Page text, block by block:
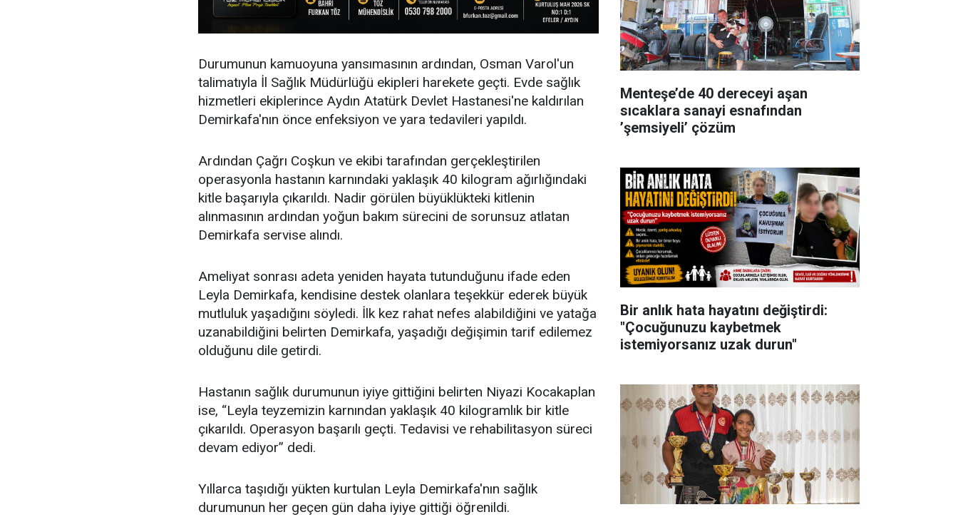
Durumunun kamuoyuna yansımasının ardından, Osman Varol'un
talimatıyla İl Sağlık Müdürlüğü ekipleri harekete geçti. Evde sağlık
hizmetleri ekiplerince Aydın Atatürk Devlet Hastanesi'ne kaldırılan
Demirkafa'nın önce enfeksiyon ve yara tedavileri yapıldı.
Ardından Çağrı Coşkun ve ekibi tarafından gerçekleştirilen
operasyonla hastanın karnındaki yaklaşık 40 kilogram ağırlığındaki
kitle başarıyla çıkarıldı. Nadir görülen büyüklükteki kitlenin
alınmasının ardından yoğun bakım sürecini de sorunsuz atlatan
Demirkafa servise alındı.
Ameliyat sonrası adeta yeniden hayata tutunduğunu ifade eden
Leyla Demirkafa, kendisine destek olanlara teşekkür ederek büyük
mutluluk yaşadığını söyledi. İlk kez rahat nefes alabildiğini ve yatağa
uzanabildiğini belirten Demirkafa, yaşadığı değişimin tarif edilemez
olduğunu dile getirdi.
Hastanın sağlık durumunun iyiye gittiğini belirten Niyazi Kocakaplan
ise, “Leyla teyzemizin karnından yaklaşık 40 kilogramlık bir kitle
çıkarıldı. Operasyon başarılı geçti. Tedavisi ve rehabilitasyon süreci
devam ediyor” dedi.
Yıllarca taşıdığı yükten kurtulan Leyla Demirkafa'nın sağlık
durumunun her geçen gün daha iyiye gittiği öğrenildi.
Menteşe’de 40 dereceyi aşan
sıcaklara sanayi esnafından
’şemsiyeli’ çözüm
Bir anlık hata hayatını değiştirdi:
"Çocuğunuzu kaybetmek
istemiyorsanız uzak durun"